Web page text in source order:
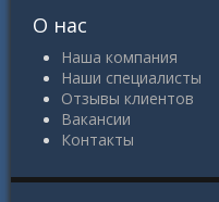
О нас
Наша компания
Наши специалисты
Отзывы клиентов
Вакансии
Контакты